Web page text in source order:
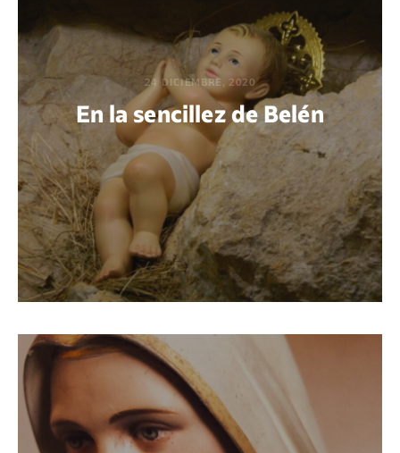
24 DICIEMBRE, 2020
En la sencillez de Belén
POR BEATRIZ AZAÑEDO